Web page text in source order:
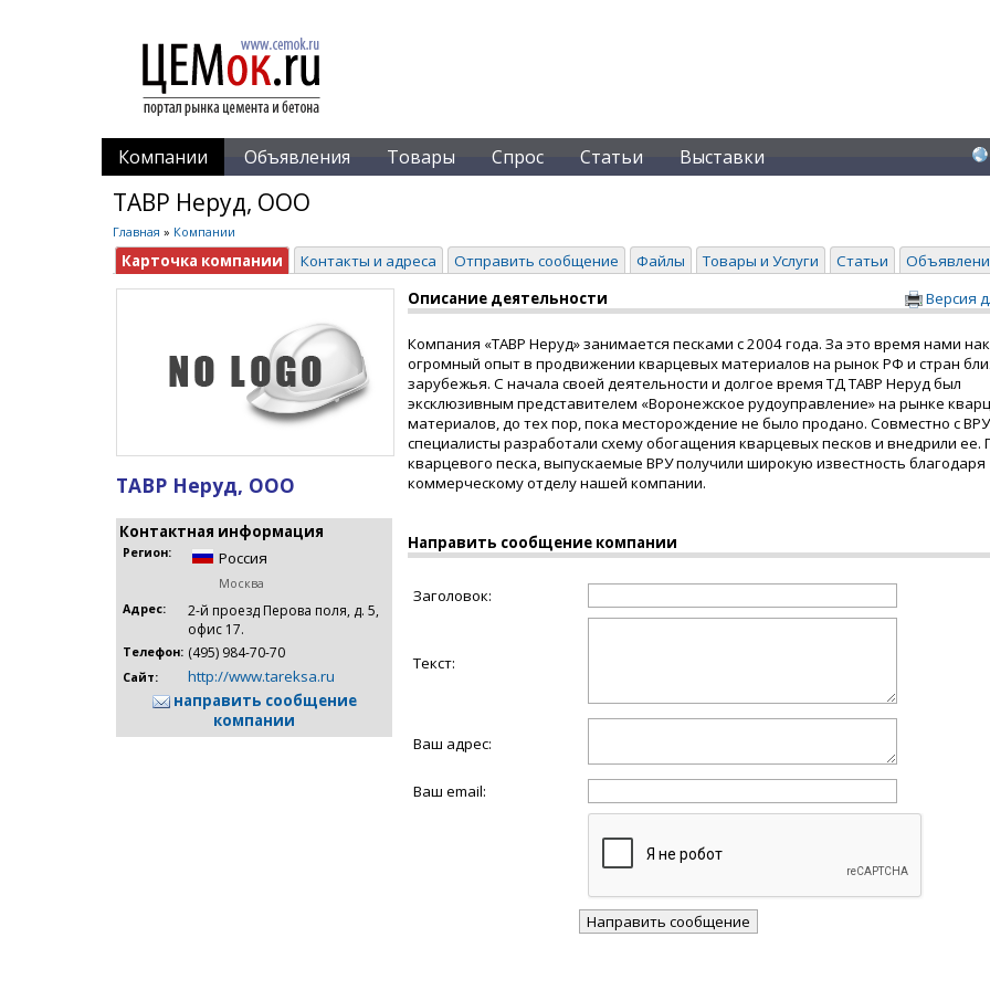
Компании Объявления Товары Спрос Статьи Выставки
ТАВР Неруд, ООО
Главная » Компании
Карточка компании Контакты и адреса Отправить сообщение Файлы Товары и Услуги Статьи
ТАВР Неруд, ООО
Контактная информация
Регион: Россия
Москва
Адрес:
2-й проезд Перова поля, д. 5,
офис 17.
Телефон: (495) 984-70-70
Сайт:
http://www.tareksa.ru
направить сообщение
компании
Версия
Описание деятельности
Компания «ТАВР Неруд» занимается песками с 2004 года. За это время нами
огромный опыт в продвижении кварцевых материалов на рынок РФ и стран
зарубежья. С начала своей деятельности и долгое время ТД ТАВР Неруд был
эксклюзивным представителем «Воронежское рудоуправление» на рынке
материалов, до тех пор, пока месторождение не было продано. Совместно с
специалисты разработали схему обогащения кварцевых песков и внедрили ее.
кварцевого песка, выпускаемые ВРУ получили широкую известность благодаря
коммерческому отделу нашей компании.
Направить сообщение компании
Заголовок:
Текст:
Ваш адрес:
Ваш email: